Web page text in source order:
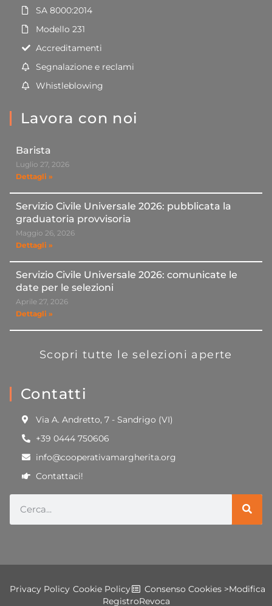
SA 8000:2014
Modello 231
Accreditamenti
Segnalazione e reclami
Whistleblowing
Lavora con noi
Barista
Luglio 27, 2026
Dettagli »
Servizio Civile Universale 2026: pubblicata la
graduatoria provvisoria
Maggio 26, 2026
Dettagli »
Servizio Civile Universale 2026: comunicate le
date per le selezioni
Aprile 27, 2026
Dettagli »
Scopri tutte le selezioni aperte
Contatti
Via A. Andretto, 7 - Sandrigo (VI)
+39 0444 750606
info@cooperativamargherita.org
Contattaci!
Privacy Policy Cookie Policy Consenso Cookies >Modifica
RegistroRevoca